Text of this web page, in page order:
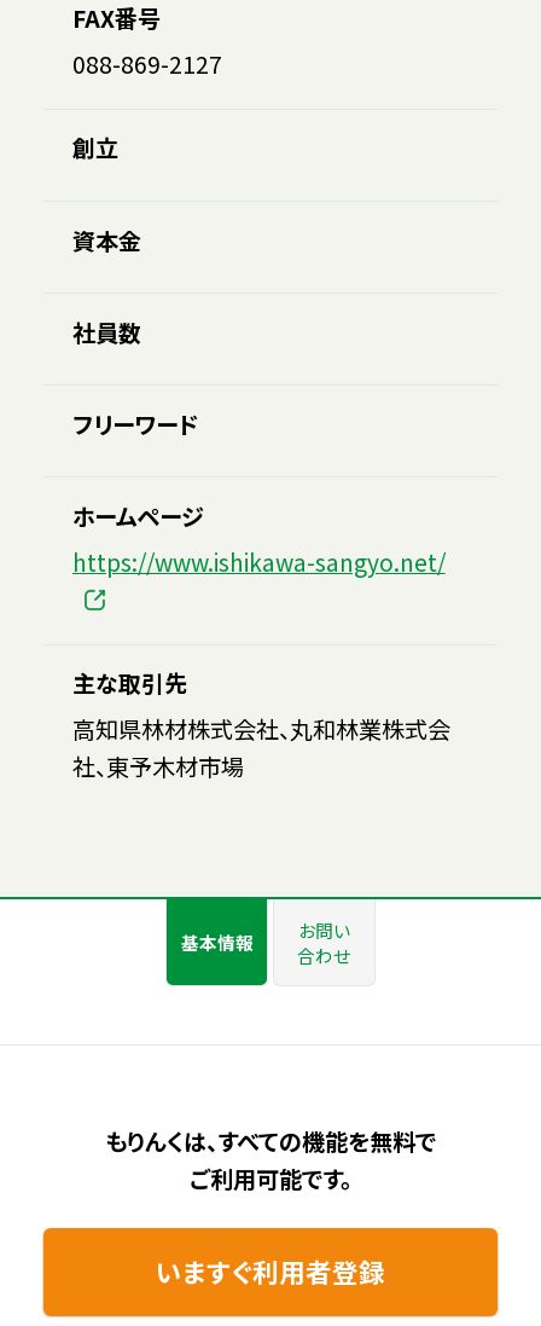
FAX番号
088-869-2127
創立
資本金
社員数
フリーワード
ホームページ
https://www.ishikawa-sangyo.net/
主な取引先
高知県林材株式会社、丸和林業株式会
社、東予木材市場
基本情報
お問い
合わせ
もりんくは、すべての機能を無料で
ご利用可能です。
いますぐ利用者登録